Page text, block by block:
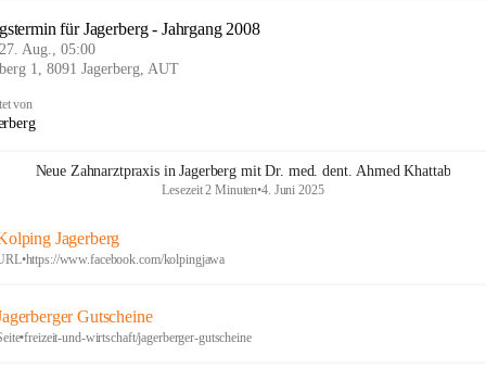
für Jagerberg - Jahrgang 2008
Aug., 05:00
1, 8091 Jagerberg, AUT
von
Neue Zahnarztpraxis in Jagerberg mit Dr. med. dent. Ahmed Khattab
Lesezeit 2 Minuten•4. Juni 2025
Jagerberg
•https://www.facebook.com/kolpingjawa
Gutscheine
•freizeit-und-wirtschaft/jagerberger-gutscheine